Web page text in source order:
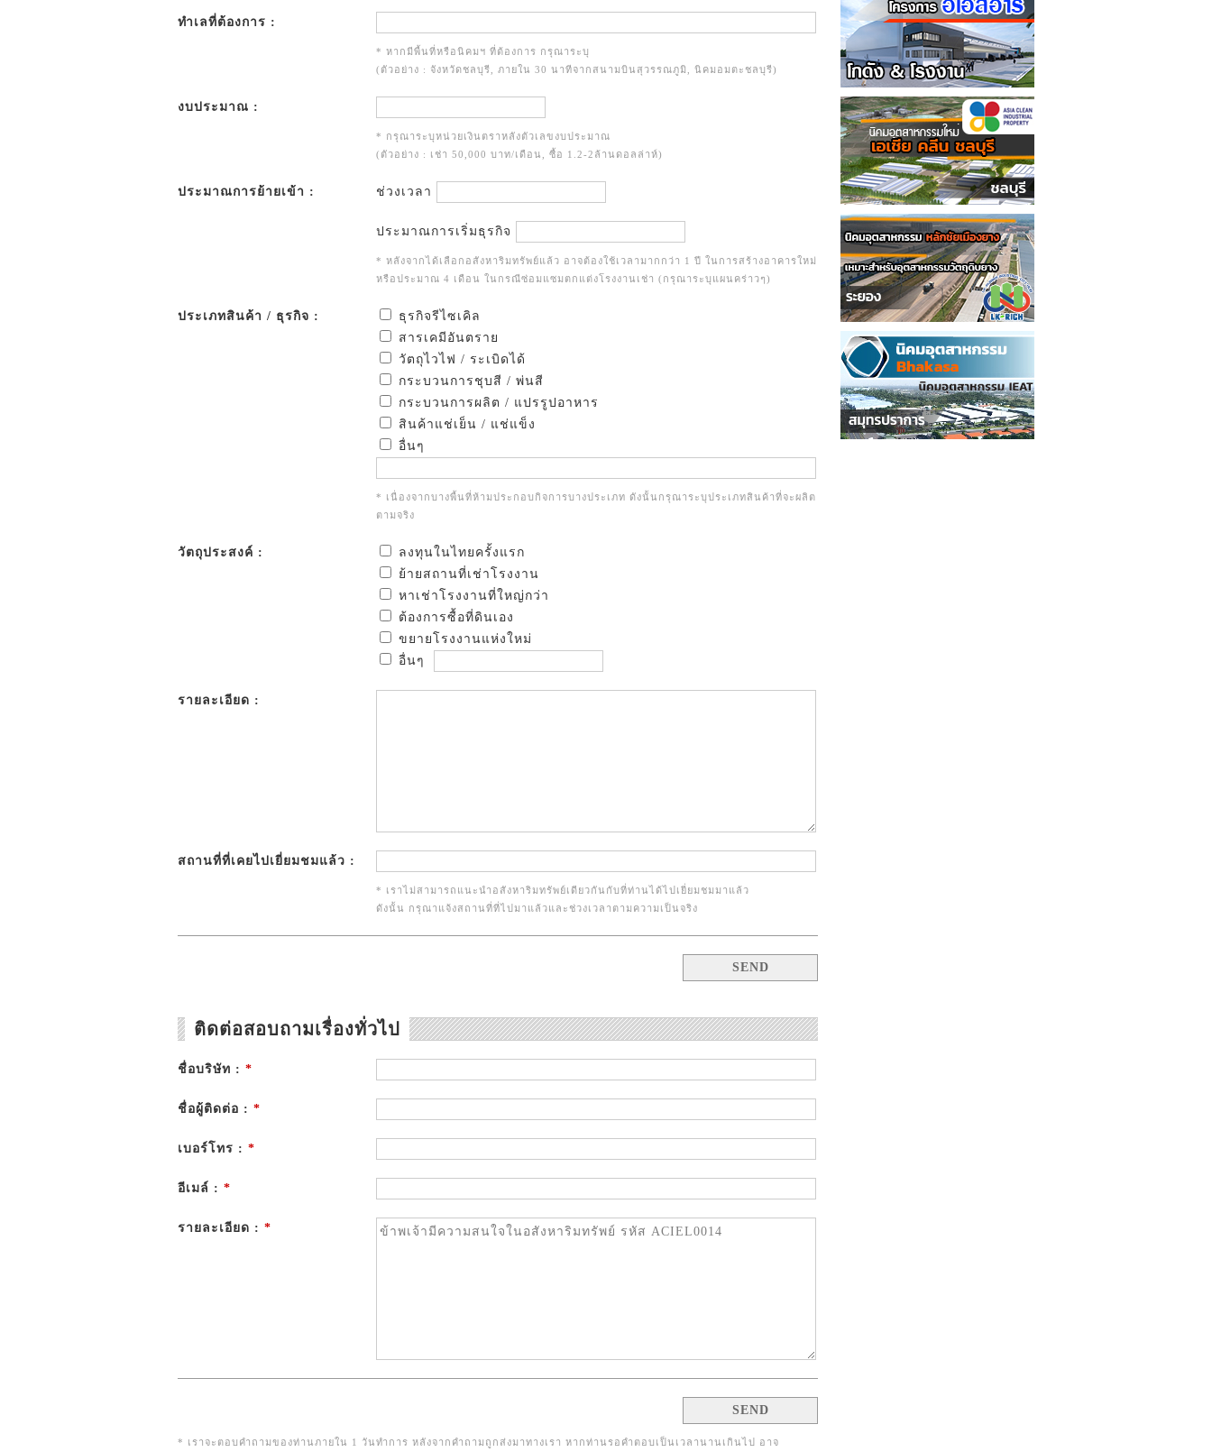
ทำเลที่ต้องการ :
* หากมีพื้นที่หรือนิคมฯ ที่ต้องการ กรุณาระบุ
(ตัวอย่าง : จังหวัดชลบุรี, ภายใน 30 นาทีจากสนามบินสุวรรณภูมิ, นิคมอมตะชลบุรี)
งบประมาณ :
* กรุณาระบุหน่วยเงินตราหลังตัวเลขงบประมาณ
(ตัวอย่าง : เช่า 50,000 บาท/เดือน, ซื้อ 1.2-2ล้านดอลล่าห์)
ประมาณการย้ายเข้า : ช่วงเวลา
ประมาณการเริ่มธุรกิจ
* หลังจากได้เลือกอสังหาริมทรัพย์แล้ว อาจต้องใช้เวลามากกว่า 1 ปี ในการสร้างอาคารใหม่
หรือประมาณ 4 เดือน ในกรณีซ่อมแซมตกแต่งโรงงานเช่า (กรุณาระบุแผนคร่าวๆ)
ประเภทสินค้า / ธุรกิจ :
ธุรกิจรีไซเคิล
สารเคมีอันตราย
วัตถุไวไฟ / ระเบิดได้
กระบวนการชุบสี / พ่นสี
กระบวนการผลิต / แปรรูปอาหาร
สินค้าแช่เย็น / แช่แข็ง
อื่นๆ
* เนื่องจากบางพื้นที่ห้ามประกอบกิจการบางประเภท ดังนั้นกรุณาระบุประเภทสินค้าที่จะผลิต
ตามจริง
วัตถุประสงค์ :
ลงทุนในไทยครั้งแรก
ย้ายสถานที่เช่าโรงงาน
หาเช่าโรงงานที่ใหญ่กว่า
ต้องการซื้อที่ดินเอง
ขยายโรงงานแห่งใหม่
อื่นๆ
รายละเอียด :
สถานที่ที่เคยไปเยี่ยมชมแล้ว :
* เราไม่สามารถแนะนำอสังหาริมทรัพย์เดียวกันกับที่ท่านได้ไปเยี่ยมชมมาแล้ว
ดังนั้น กรุณาแจ้งสถานที่ที่ไปมาแล้วและช่วงเวลาตามความเป็นจริง
ติดต่อสอบถามเรื่องทั่วไป
ชื่อบริษัท : *
ชื่อผู้ติดต่อ : *
เบอร์โทร : *
อีเมล์ : *
รายละเอียด : *
* เราจะตอบคำถามของท่านภายใน 1 วันทำการ หลังจากคำถามถูกส่งมาทางเรา หากท่านรอคำตอบเป็นเวลานานเกินไป อาจ